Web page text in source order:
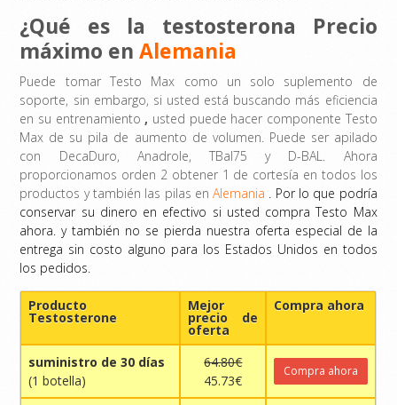
¿Qué es la testosterona Precio
máximo enAlemania
Puede tomar Testo Max como un solo suplemento de
soporte, sin embargo, si usted está buscando más eficiencia
en su entrenamiento , usted puede hacer componente Testo
Max de su pila de aumento de volumen. Puede ser apilado
con DecaDuro, Anadrole, TBal75 y D-BAL. Ahora
proporcionamos orden 2 obtener 1 de cortesía en todos los
productos y también las pilas enAlemania
. Por lo que podría
conservar su dinero en efectivo si usted compra Testo Max
ahora. y también no se pierda nuestra oferta especial de la
entrega sin costo alguno para los Estados Unidos en todos
los pedidos.
Producto
Testosterone
Mejor
precio de
oferta
Compra ahora
suministro de 30 días
(1 botella)
64.80€
45.73€
Compra ahora